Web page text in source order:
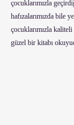
çocuklarımızla
hafızalarımızda bile
çocuklarımızla
güzel bir kitabı